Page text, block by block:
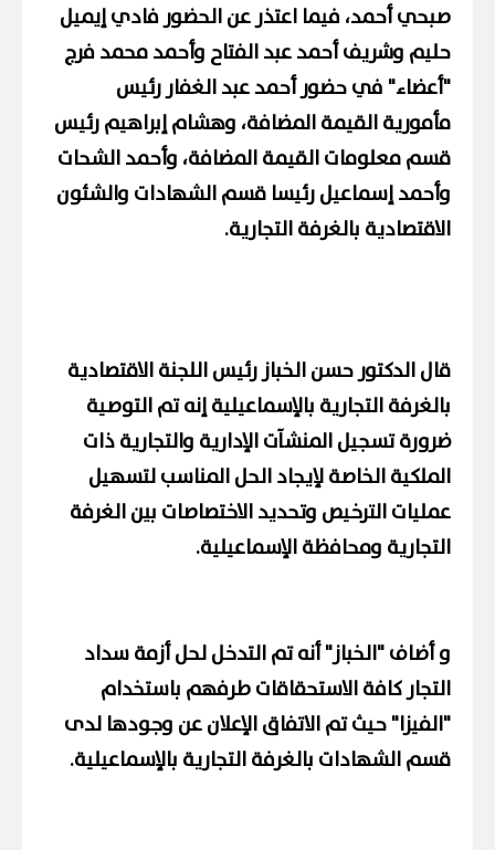
صبحي أحمد، فيما اعتذر عن الحضور فادي إيميل
حليم وشريف أحمد عبد الفتاح وأحمد محمد فرج
"أعضاء" في حضور أحمد عبد الغفار رئيس
مأمورية القيمة المضافة، وهشام إبراهيم رئيس
قسم معلومات القيمة المضافة، وأحمد الشحات
وأحمد إسماعيل رئيسا قسم الشهادات والشئون
الاقتصادية بالغرفة التجارية.
قال الدكتور حسن الخباز رئيس اللجنة الاقتصادية
بالغرفة التجارية بالإسماعيلية إنه تم التوصية
ضرورة تسجيل المنشآت الإدارية والتجارية ذات
الملكية الخاصة لإيجاد الحل المناسب لتسهيل
عمليات الترخيص وتحديد الاختصاصات بين الغرفة
التجارية ومحافظة الإسماعيلية.
و أضاف "الخباز" أنه تم التدخل لحل أزمة سداد
التجار كافة الاستحقاقات طرفهم باستخدام
"الفيزا" حيث تم الاتفاق الإعلان عن وجودها لدى
قسم الشهادات بالغرفة التجارية بالإسماعيلية.